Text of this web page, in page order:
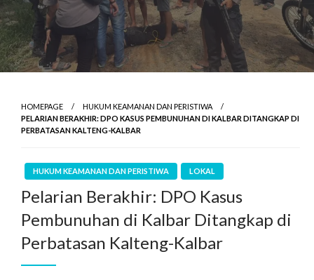
HOMEPAGE
HUKUM KEAMANAN DAN PERISTIWA
PELARIAN BERAKHIR: DPO KASUS PEMBUNUHAN DI KALBAR DITANGKAP DI
PERBATASAN KALTENG-KALBAR
HUKUM KEAMANAN DAN PERISTIWA LOKAL
Pelarian Berakhir: DPO Kasus
Pembunuhan di Kalbar Ditangkap di
Perbatasan Kalteng-Kalbar